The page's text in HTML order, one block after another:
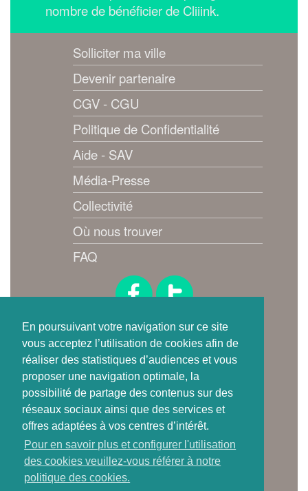
En poursuivant votre navigation sur ce site
vous acceptez l’utilisation de cookies afin de
réaliser des statistiques d’audiences et vous
proposer une navigation optimale, la
possibilité de partage des contenus sur des
réseaux sociaux ainsi que des services et
offres adaptées à vos centres d’intérêt.
Pour en savoir plus et configurer l'utilisation
des cookies veuillez-vous référer à notre
politique des cookies.
nombre de bénéficier de Cliiink.
Solliciter ma ville
Devenir partenaire
CGV - CGU
Politique de Confidentialité
Aide - SAV
Média-Presse
Collectivité
Où nous trouver
FAQ
Suivez-nous !
Où trouver
une carte de tri ?